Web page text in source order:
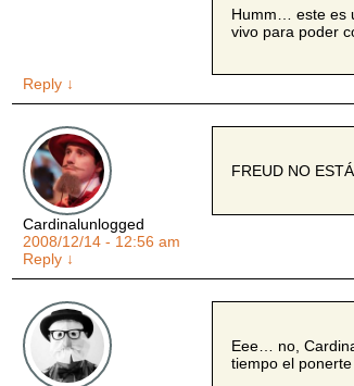
Humm… este es
vivo para poder
Reply ↓
Cardinalunlogged
2008/12/14 - 12:56 am
FREUD NO
Reply ↓
Eee… no,
tiempo el